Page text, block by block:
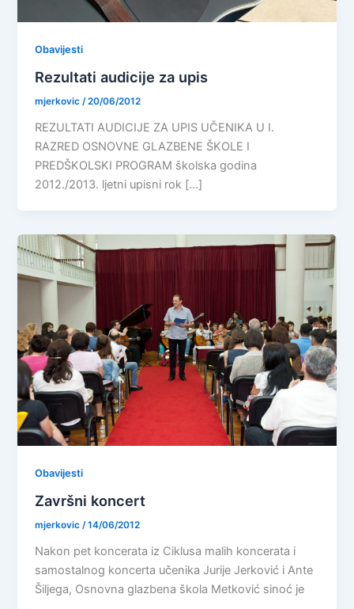
Obavijesti
Rezultati audicije za upis
mjerkovic /20/06/2012
REZULTATI AUDICIJE ZA UPIS UČENIKA U I.
RAZRED OSNOVNE GLAZBENE ŠKOLE I
PREDŠKOLSKI PROGRAM školska godina
2012./2013. ljetni upisni rok […]
Obavijesti
Završni koncert
mjerkovic /14/06/2012
Nakon pet koncerata iz Ciklusa malih koncerata i
samostalnog koncerta učenika Jurije Jerković i Ante
Šiljega, Osnovna glazbena škola Metković sinoć je